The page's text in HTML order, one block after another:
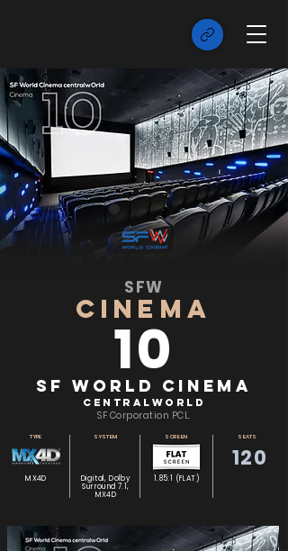
SFW
10
CINEMA
SF World Cinema
centralwOrld
SF Corporation PCL.
TYPE
MX4D
SYSTEM
Digital, Dolby
Surround 7.1,
MX4D
SCREEN
1.85:1 (FLAT)
SEATS
120